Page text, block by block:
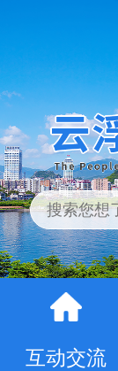
互动交流